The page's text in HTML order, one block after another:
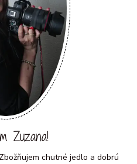
Zuzana!
chutné jedlo a dobrú